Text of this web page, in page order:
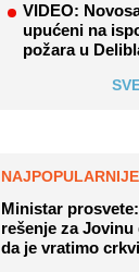
VIDEO:
upućeni na
požara u
NAJPOPULARNIJE
Ministar
rešenje za
da je vratimo crkvi